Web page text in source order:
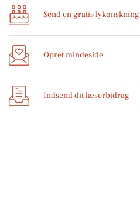
Send en gratis lykønskning
Opret mindeside
Indsend dit læserbidrag